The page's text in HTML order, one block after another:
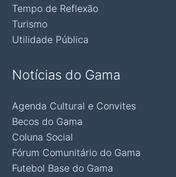
Tempo de Reflexão
Turismo
Utilidade Pública
Notícias do Gama
Agenda Cultural e Convites
Becos do Gama
Coluna Social
Fórum Comunitário do Gama
Futebol Base do Gama